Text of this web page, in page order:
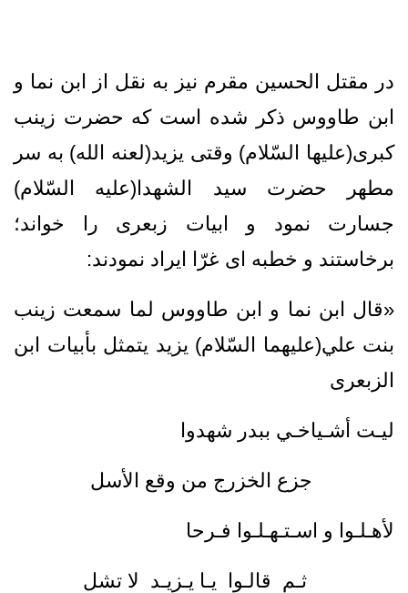
در مقتل الحسین مقرم نیز به نقل از ابن نما و
ابن طاووس ذکر شده است که حضرت زینب
کبری(علیها السّلام) وقتی یزید(لعنه الله) به سر
مطهر حضرت سید الشهدا(علیه السّلام)
جسارت نمود و ابیات زبعری را خواند؛
برخاستند و خطبه ای غرّا ایراد نمودند:
«قال ابن نما و ابن طاووس لما سمعت زينب
بنت علي(عليهما السّلام) يزيد يتمثل بأبيات ابن
الزبعرى
ليـت أشـياخـي ببدر شهدوا
جزع الخزرج من وقع الأسل
لأهـلـوا و اسـتـهـلـوا فـرحا
ثـم قالـوا يـا يـزيـد لا تشل